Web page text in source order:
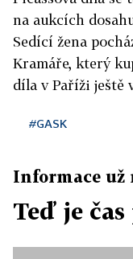
na aukcích
Sedící žena
Kramáře, který
díla v Paříži ještě
#GASK
Informace už
Teď je